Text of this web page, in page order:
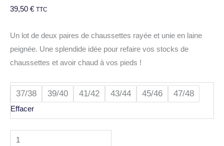
39,50 € TTC
Un lot de deux paires de chaussettes rayée et unie en laine
peignée. Une splendide idée pour refaire vos stocks de
chaussettes et avoir chaud à vos pieds !
37/38 39/40 41/42 43/44 45/46 47/48
Effacer